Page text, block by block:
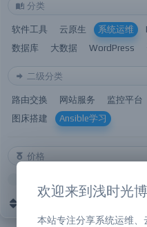
分类
软件工具 云原生 系统运维
数据库
大数据 WordPress
二级分类
路由交换 网站服务 监控平台
图床搭建
Ansible学习
价格
欢迎来到浅时光博
本站专注分享系统运维、